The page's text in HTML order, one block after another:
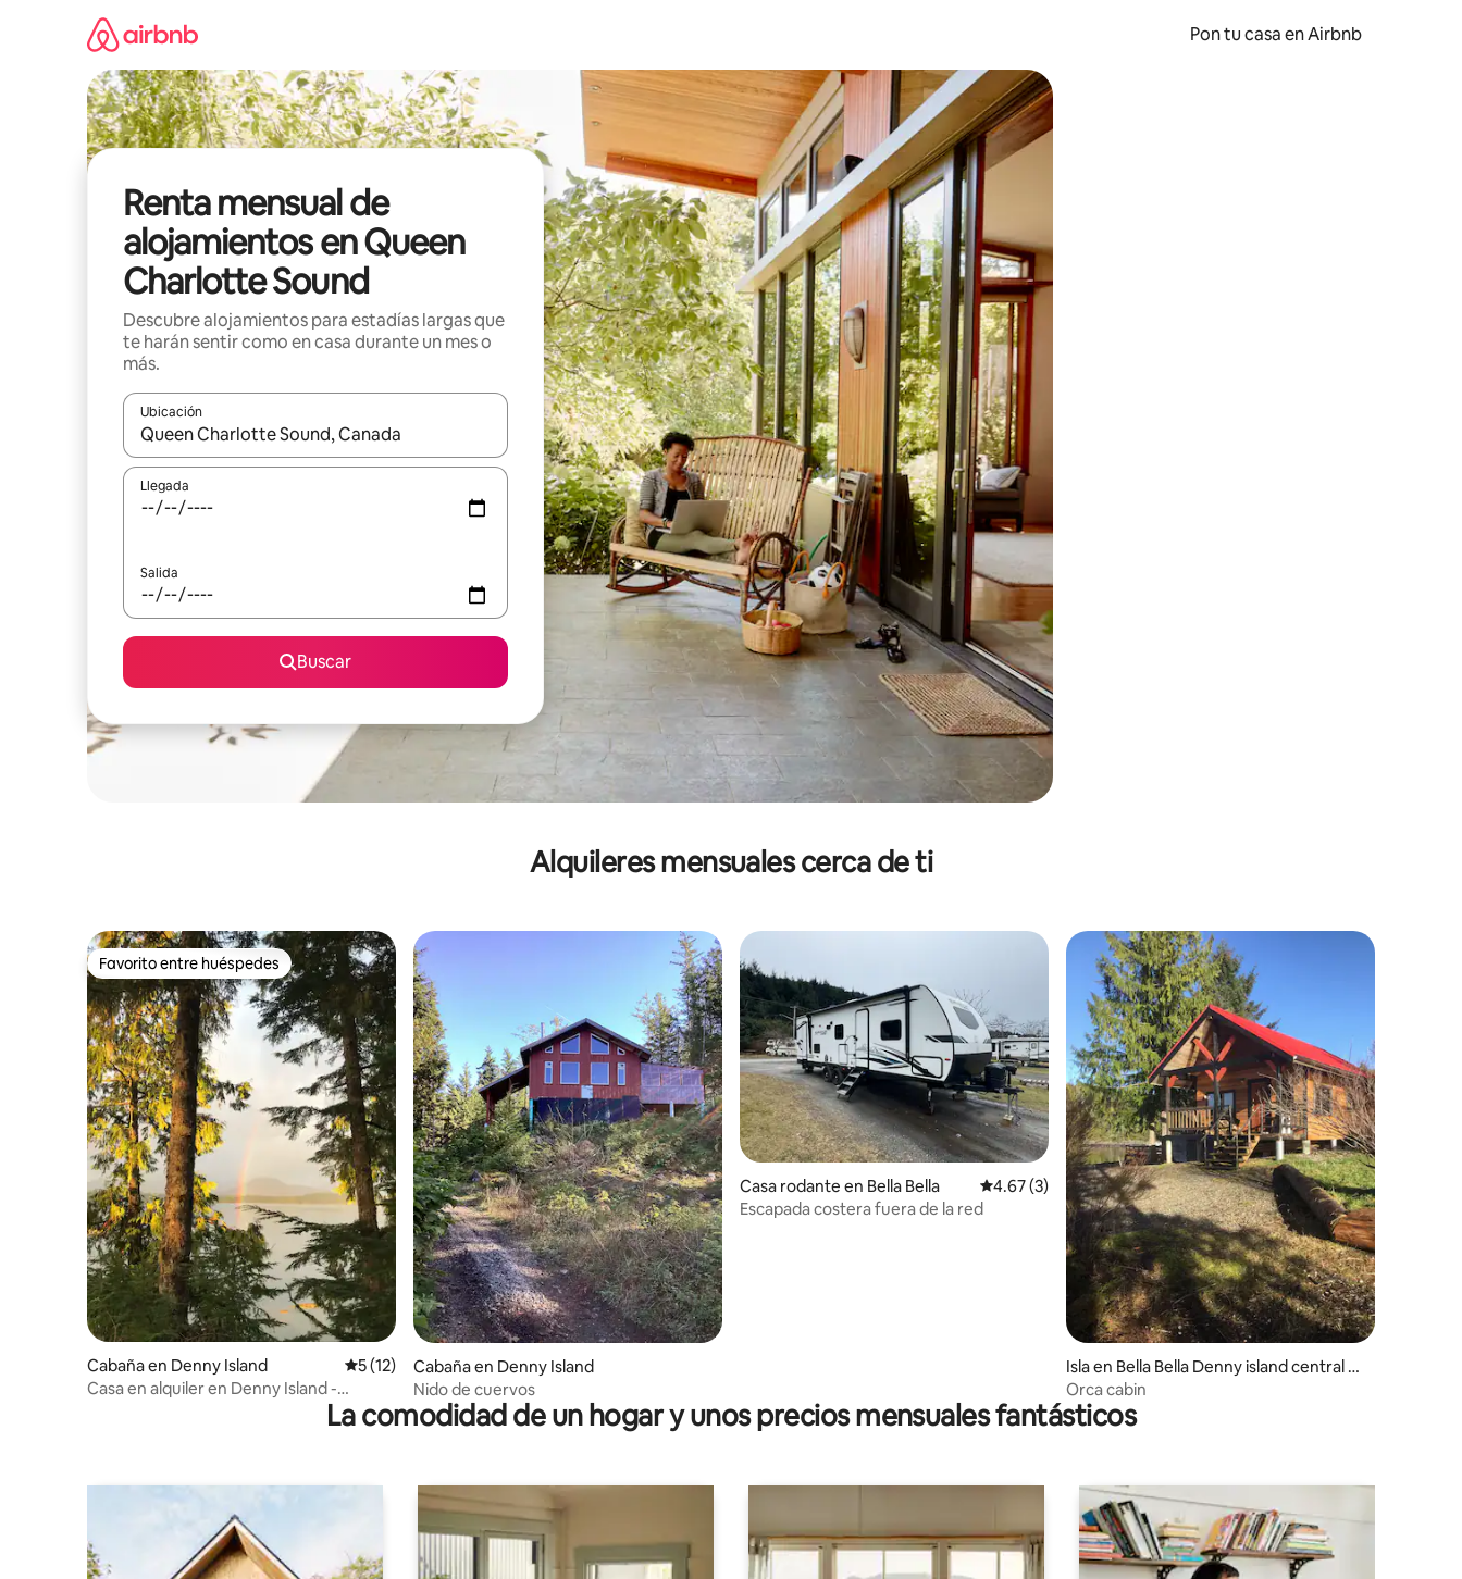
Pon tu casa en Airbnb
Renta mensual de
alojamientos en Queen
Charlotte Sound
Descubre alojamientos para estadías largas que
te harán sentir como en casa durante un mes o
más.
Ubicación
Cuando los resultados estén disponibles, navega con las teclas de flecha hacia arriba y hacia abajo o explora con el tacto o desliza el dedo.
Llegada
Salida
Buscar
Alquileres mensuales cerca de ti
Favorito entre huéspedes
Favorito entre huéspedes
Cabaña en Denny Island Calificación promedio: 5 de 5, 12 reseñas
5 (12)
Casa en alquiler en Denny Island -
Cabaña en Denny Island
Nido de cuervos
Casa rodante en Bella Bella Calificación promedio: 4.67 de 5, 3 reseñas
4.67 (3)
Escapada costera fuera de la red
Isla en Bella Bella Denny island central co
ast
Orca cabin
La comodidad de un hogar y unos precios mensuales fantásticos